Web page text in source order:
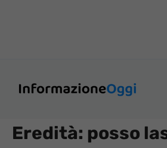
Eredità: posso